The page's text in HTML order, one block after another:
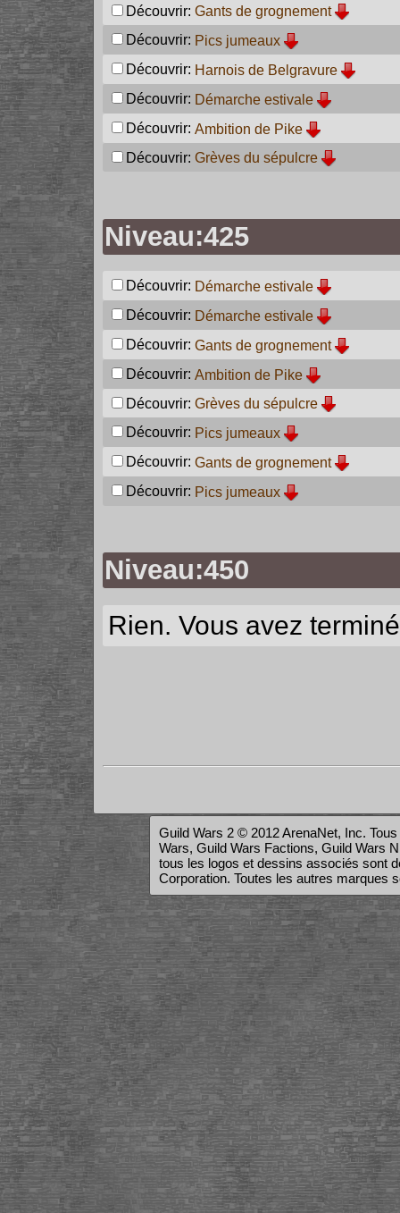
Découvrir: Gants de grognement
Découvrir: Pics jumeaux
Découvrir: Harnois de Belgravure
Découvrir: Démarche estivale
Découvrir: Ambition de Pike
Découvrir: Grèves du sépulcre
Niveau:425
Découvrir: Démarche estivale
Découvrir: Démarche estivale
Découvrir: Gants de grognement
Découvrir: Ambition de Pike
Découvrir: Grèves du sépulcre
Découvrir: Pics jumeaux
Découvrir: Gants de grognement
Découvrir: Pics jumeaux
Niveau:450
Rien. Vous avez
Guild Wars 2 © 2012 ArenaNet, Inc.
Wars, Guild Wars Factions, Guild Wars
tous les logos et dessins associés sont
Corporation. Toutes les autres marques